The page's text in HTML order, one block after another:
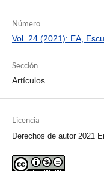
Número
Vol. 24 (2021): EA,
Sección
Artículos
Licencia
Derechos de autor 2021